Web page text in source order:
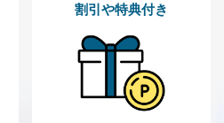
ス、キャンペーン等の広告に関す
人事、総務などの雇用管理等のた
割引や特典付き